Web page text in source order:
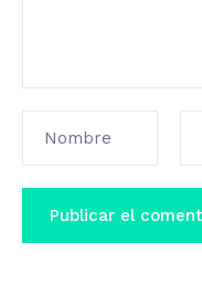
Nombre